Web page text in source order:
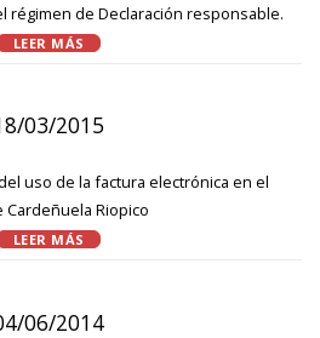
régimen de Declaración responsable.
LEER MÁS
03/2015
uso de la factura electrónica en el
Cardeñuela Riopico
LEER MÁS
06/2014